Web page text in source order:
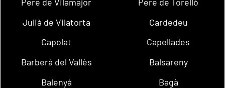
Julià de Vilatorta
Cardedeu
Capolat
Capellades
Barberà del Vallès
Balsareny
Balenyà
Bagà